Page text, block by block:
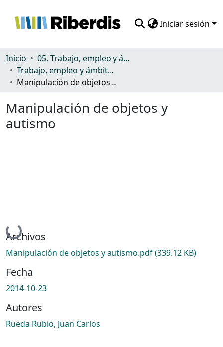
Iniciar sesión
Comunidades
Todo DSpace
Inicio
05. Trabajo, empleo y ámbito productivo
Trabajo, empleo y ámbito productivo
Manipulación de objetos y autismo
Manipulación de objetos y
autismo
Cargando...
Archivos
Manipulación de objetos y autismo.pdf(339.12 KB)
Fecha
2014-10-23
Autores
Rueda Rubio, Juan Carlos